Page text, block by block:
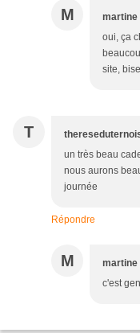
M martine
oui, ça
site, bise
T
un très beau
nous aurons
journée
Répondre
M martine
c'est